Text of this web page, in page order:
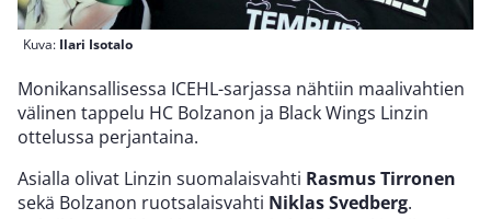
Kuva: Ilari Isotalo
Monikansallisessa ICEHL-sarjassa nähtiin maalivahtien
välinen tappelu HC Bolzanon ja Black Wings Linzin
ottelussa perjantaina.
Asialla olivat Linzin suomalaisvahti Rasmus Tirronen
sekä Bolzanon ruotsalaisvahti Niklas Svedberg.